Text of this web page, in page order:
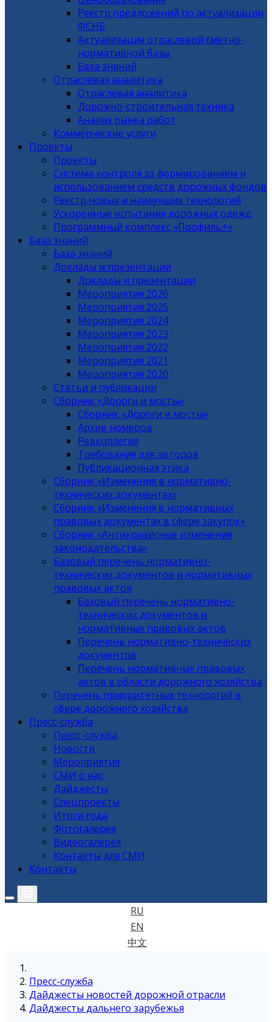
Реестр предложений по актуализации
ФСНБ
Актуализация отраслевой сметно-
нормативной базы
База знаний
Отраслевая аналитика
Отраслевая аналитика
Дорожно-строительная техника
Анализ рынка работ
Коммерческие услуги
Проекты
Проекты
Система контроля за формированием и
использованием средств дорожных фондов
Реестр новых и наилучших технологий
Ускоренные испытания дорожных одежд
Программный комплекс «Профиль+»
База знаний
База знаний
Доклады и презентации
Доклады и презентации
Мероприятия 2026
Мероприятия 2025
Мероприятия 2024
Мероприятия 2023
Мероприятия 2022
Мероприятия 2021
Мероприятия 2020
Статьи и публикации
Сборник «Дороги и мосты»
Сборник «Дороги и мосты»
Архив номеров
Редколлегия
Требования для авторов
Публикационная этика
Сборник «Изменения в нормативно-
технических документах»
Сборник «Изменения в нормативных
правовых документах в сфере закупок»
Сборник «Антикризисные изменения
законодательства»
Базовый перечень нормативно-
технических документов и нормативных
правовых актов
Базовый перечень нормативно-
технических документов и
нормативных правовых актов
Перечень нормативно-технических
документов
Перечень нормативных правовых
актов в области дорожного хозяйства
Перечень приоритетных технологий в
сфере дорожного хозяйства
Пресс-служба
Пресс-служба
Новости
Мероприятия
СМИ о нас
Дайджесты
Спецпроекты
Итоги года
Фотогалерея
Видеогалерея
Контакты для СМИ
Контакты
RU
EN
中文
Пресс-служба
Дайджесты новостей дорожной отрасли
Дайджесты дальнего зарубежья